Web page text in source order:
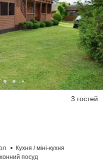
3 гостей
Кухня / міні-кухня
посуд